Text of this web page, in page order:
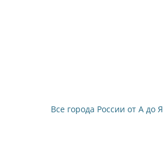
Все города России от А до Я